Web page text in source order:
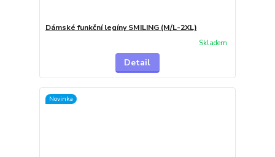
Dámské funkční legíny SMILING (M/L-2XL)
Skladem
Detail
Novinka